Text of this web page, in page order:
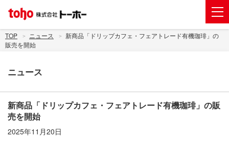
会社案内
グループ企業
株主・投資家情報
トーホーグループのサステナビリティ
ニュース
TOP ニュース
新商品「ドリップカフェ・フェアトレード有機珈琲」の
販売を開始
ニュース
新商品「ドリップカフェ・フェアトレード有機珈琲」の販
売を開始
2025年11月20日